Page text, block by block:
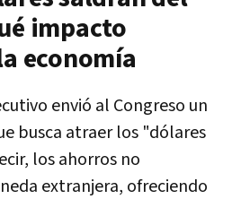
impacto
economía
envió al Congreso un
busca atraer los "dólares
los ahorros no
extranjera, ofreciendo